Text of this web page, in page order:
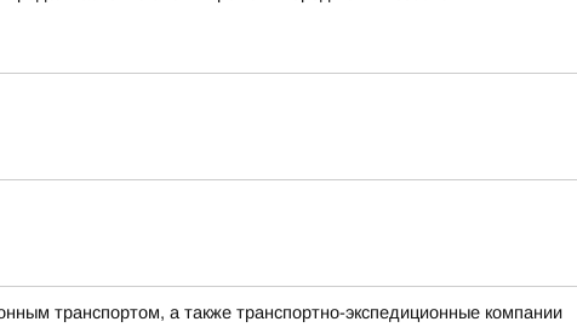
транспортом, а также транспортно-экспедиционные компании